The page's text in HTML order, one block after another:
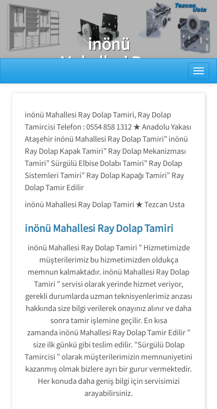
Ray Dolap Tamiri
inönü
Mahallesi Ray
Dolap Tamiri
inönü Mahallesi Ray Dolap Tamiri, Ray Dolap
Tamircisi Telefon : 0554 858 1312 ★ Anadolu Yakası
Ataşehir inönü Mahallesi Ray Dolap Tamiri” inönü
Ray Dolap Kapak Tamiri” Ray Dolap Mekanizması
Tamiri” Sürgülü Elbise Dolabı Tamiri” Ray Dolap
Sistemleri Tamiri” Ray Dolap Kapağı Tamiri” Ray
Dolap Tamir Edilir
inönü Mahallesi Ray Dolap Tamiri ★ Tezcan Usta
inönü Mahallesi Ray Dolap Tamiri
inönü Mahallesi Ray Dolap Tamiri ” Hizmetimizde
müşterilerimiz bu hizmetimizden oldukça
memnun kalmaktadır. inönü Mahallesi Ray Dolap
Tamiri ” servisi olarak yerinde hizmet veriyor,
gerekli durumlarda uzman teknisyenlerimiz arızası
hakkında size bilgi verilerek onayınız alınır ve daha
sonra tamir işlemine geçilir. En kısa
zamanda inönü Mahallesi Ray Dolap Tamir Edilir ”
size ilk günkü gibi teslim edilir. ”Sürgülü Dolap
Tamircisi ” olarak müşterilerimizin memnuniyetini
kazanmış olmak bizlere ayrı bir gurur vermektedir.
Her konuda daha geniş bilgi için servisimizi
arayabilirsiniz.